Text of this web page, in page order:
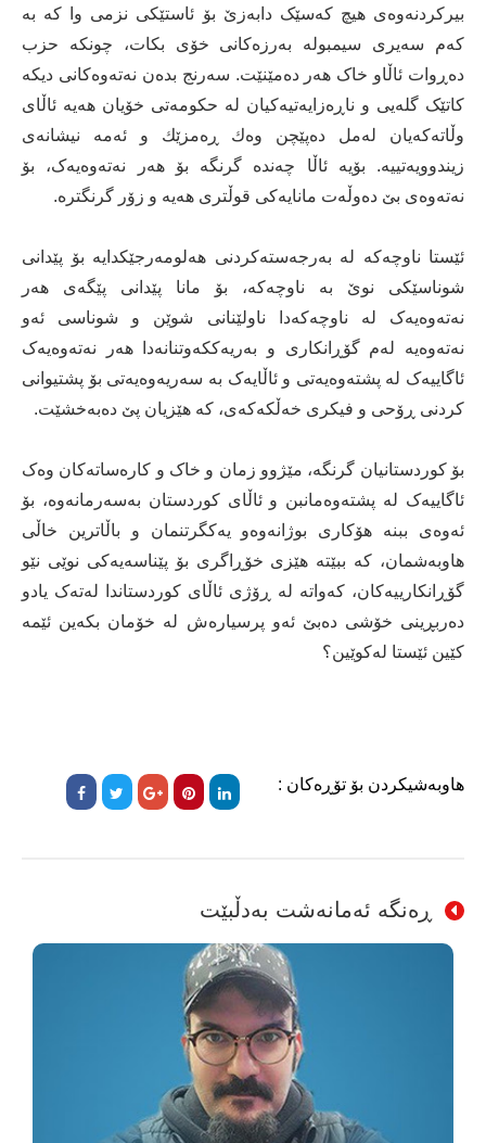
بیرکردنەوەی هیچ کەسێک دابەزێ بۆ ئاستێکی نزمی وا كە بە
كەم سەیری سیمبولە بەرزەکانی خۆی بکات، چونکە حزب
دەڕوات ئاڵاو خاک هەر دەمێنێت. سەرنج بدەن نەتەوەکانی دیکە
کاتێک گلەیی و ناڕەزایەتیەکیان لە حکومەتی خۆیان هەیە ئاڵای
وڵاتەکەیان لەمل دەپێچن وەك ڕەمزێك و ئەمە نیشانەی
زیندوویەتییە. بۆیە ئاڵا چەندە گرنگە بۆ هەر نەتەوەیەک، بۆ
نەتەوەی بێ دەوڵەت مانایەکی قوڵتری هەیە و زۆر گرنگترە.
ئێستا ناوچەکە لە بەرجەستەکردنی هەلومەرجێکدایە بۆ پێدانی
شوناسێکی نوێ بە ناوچەکە، بۆ مانا پێدانی پێگەی هەر
نەتەوەیەک لە ناوچەکەدا ناولێنانی شوێن و شوناسی ئەو
نەتەوەیە لەم گۆڕانکاری و بەریەککەوتنانەدا هەر نەتەوەیەک
ئاگاییەک لە پشتەوەیەتی و ئاڵایەک بە سەریەوەیەتی بۆ پشتیوانی
کردنی ڕۆحی و فیکری خەڵکەکەی، کە هێزیان پێ دەبەخشێت.
بۆ کوردستانیان گرنگە، مێژوو زمان و خاک و کارەساتەکان وەک
ئاگاییەک لە پشتەوەمانبن و ئاڵای کوردستان بەسەرمانەوە، بۆ
ئەوەی ببنە هۆکاری بوژانەوەو یەکگرتنمان و باڵاترین خاڵی
هاوبەشمان، کە ببێتە هێزی خۆڕاگری بۆ پێناسەیەکی نوێی نێو
گۆڕانکارییەکان، کەواتە لە ڕۆژی ئاڵای کوردستاندا لەتەک یادو
دەربڕینی خۆشی دەبێ ئەو پرسیارەش لە خۆمان بکەین ئێمە
کێین ئێستا لەکوێین؟
هاوبەشیکردن بۆ تۆڕەکان :
ڕەنگە ئەمانەشت بەدڵبێت